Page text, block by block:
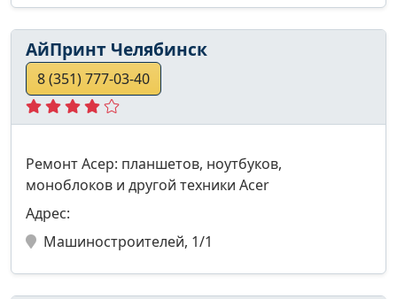
АйПринт Челябинск
8 (351) 777-03-40
Ремонт Асер: планшетов, ноутбуков,
моноблоков и другой техники Acer
Адрес:
Машиностроителей, 1/1